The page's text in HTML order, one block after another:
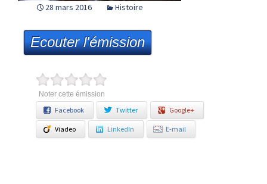
28 mars 2016 Histoire
Ecouter l'émission
Noter cette émission
Facebook Twitter Google+
Viadeo LinkedIn E-mail